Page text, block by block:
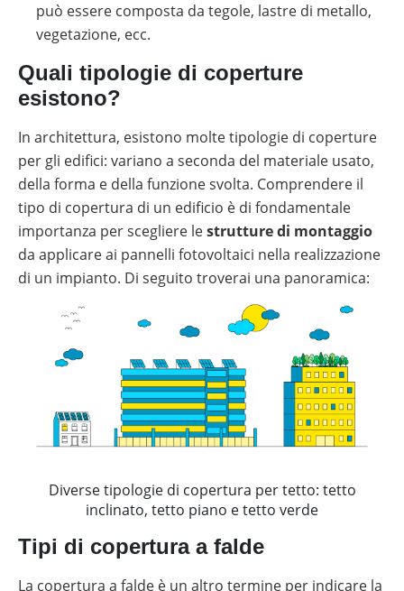
può essere composta da tegole, lastre di metallo,
vegetazione, ecc.
Quali tipologie di coperture
esistono?
In architettura, esistono molte tipologie di coperture
per gli edifici: variano a seconda del materiale usato,
della forma e della funzione svolta. Comprendere il
tipo di copertura di un edificio è di fondamentale
importanza per scegliere lestrutture di montaggio
da applicare ai pannelli fotovoltaici nella realizzazione
di un impianto. Di seguito troverai una panoramica:
Diverse tipologie di copertura per tetto: tetto
inclinato, tetto piano e tetto verde
Tipi di copertura a falde
La copertura a falde è un altro termine per indicare la